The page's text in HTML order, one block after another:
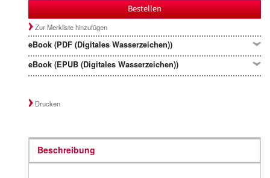
Bestellen
Zur Merkliste hinzufügen
eBook (PDF (Digitales Wasserzeichen))
eBook (EPUB (Digitales Wasserzeichen))
Drucken
Beschreibung